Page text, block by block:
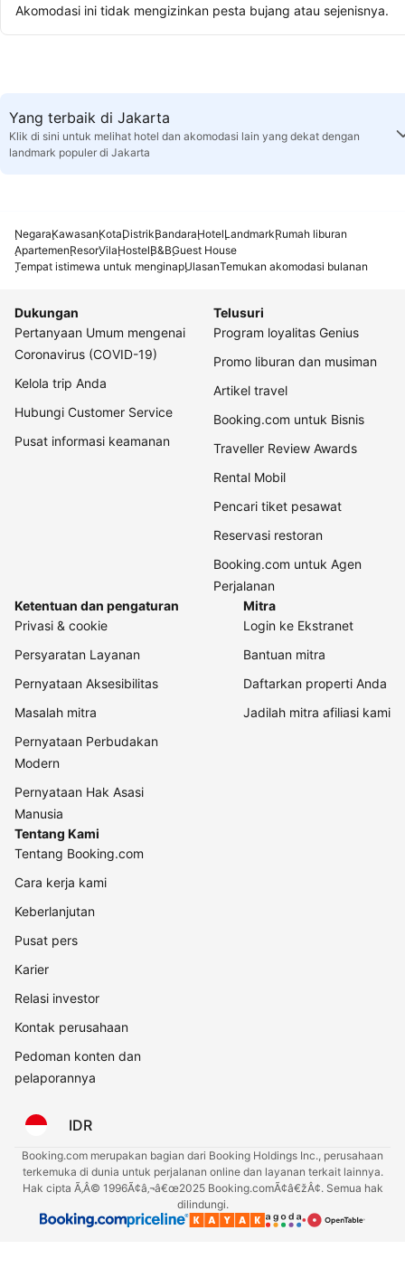
Akomodasi ini tidak mengizinkan pesta bujang atau sejenisnya.
Yang terbaik di Jakarta
Klik di sini untuk melihat hotel dan akomodasi lain yang dekat dengan
landmark populer di Jakarta
NegaraKawasanKotaDistrikBandaraHotelLandmarkRumah liburan
ApartemenResorVilaHostelB&BGuest House
Tempat istimewa untuk menginapUlasanTemukan akomodasi bulanan
Dukungan
Pertanyaan Umum mengenai
Coronavirus (COVID-19)
Kelola trip Anda
Hubungi Customer Service
Pusat informasi keamanan
Telusuri
Program loyalitas Genius
Promo liburan dan musiman
Artikel travel
Booking.com untuk Bisnis
Traveller Review Awards
Rental Mobil
Pencari tiket pesawat
Reservasi restoran
Booking.com untuk Agen
Perjalanan
Ketentuan dan pengaturan
Privasi & cookie
Persyaratan Layanan
Pernyataan Aksesibilitas
Masalah mitra
Pernyataan Perbudakan
Modern
Pernyataan Hak Asasi
Manusia
Mitra
Login ke Ekstranet
Bantuan mitra
Daftarkan properti Anda
Jadilah mitra afiliasi kami
Tentang Kami
Tentang Booking.com
Cara kerja kami
Keberlanjutan
Pusat pers
Karier
Relasi investor
Kontak perusahaan
Pedoman konten dan
pelaporannya
IDR
Booking.com merupakan bagian dari Booking Holdings Inc., perusahaan
terkemuka di dunia untuk perjalanan online dan layanan terkait lainnya.
Hak cipta Ã‚Â© 1996Ã¢â‚¬â€œ2025 Booking.comÃ¢â€žÂ¢. Semua hak
dilindungi.